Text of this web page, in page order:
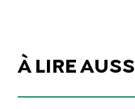
À LIRE AUSSI